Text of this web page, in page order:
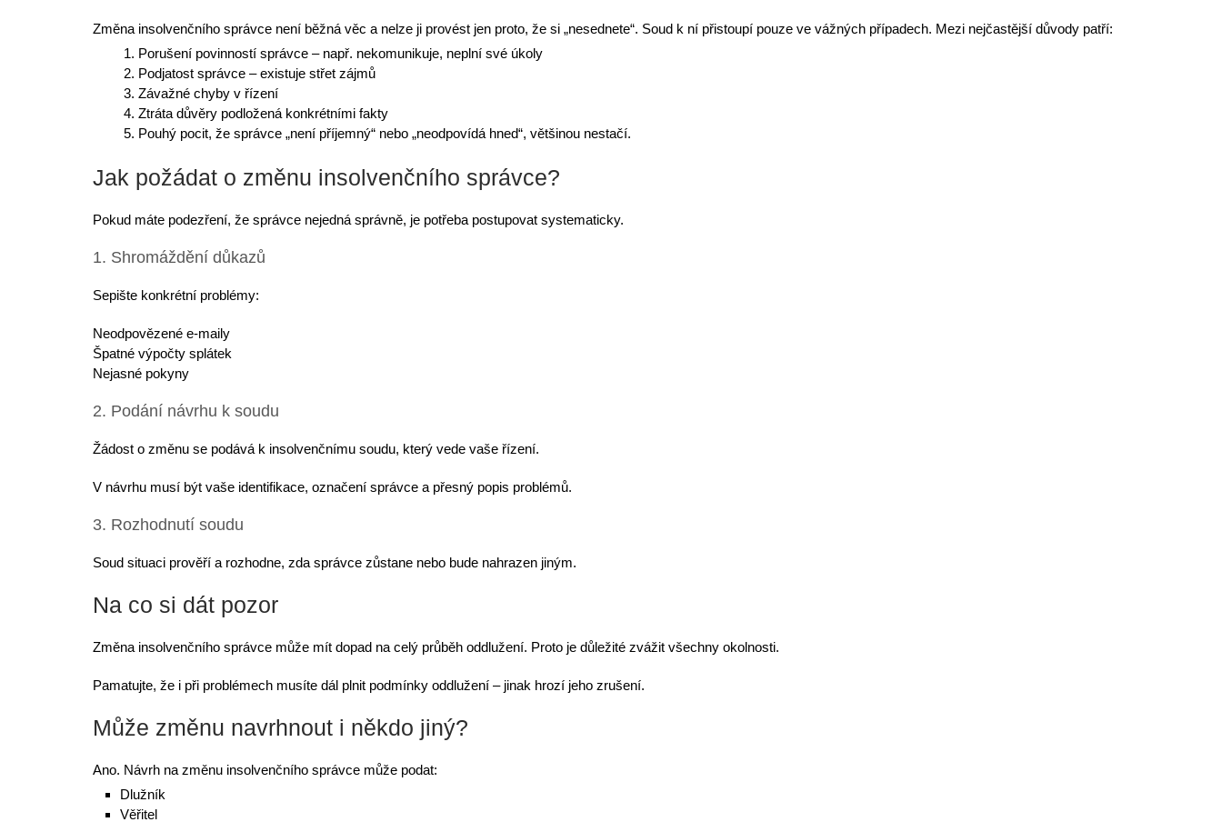
Změna insolvenčního správce není běžná věc a nelze ji provést jen proto, že si „nesednete“. Soud k ní přistoupí pouze ve vážných případech. Mezi nejčastější důvody patří:
Porušení povinností správce – např. nekomunikuje, neplní své úkoly
Podjatost správce – existuje střet zájmů
Závažné chyby v řízení
Ztráta důvěry podložená konkrétními fakty
Pouhý pocit, že správce „není příjemný“ nebo „neodpovídá hned“, většinou nestačí.
Jak požádat o změnu insolvenčního správce?
Pokud máte podezření, že správce nejedná správně, je potřeba postupovat systematicky.
1. Shromáždění důkazů
Sepište konkrétní problémy:
Neodpovězené e-maily
Špatné výpočty splátek
Nejasné pokyny
2. Podání návrhu k soudu
Žádost o změnu se podává k insolvenčnímu soudu, který vede vaše řízení.
V návrhu musí být vaše identifikace, označení správce a přesný popis problémů.
3. Rozhodnutí soudu
Soud situaci prověří a rozhodne, zda správce zůstane nebo bude nahrazen jiným.
Na co si dát pozor
Změna insolvenčního správce může mít dopad na celý průběh oddlužení. Proto je důležité zvážit všechny okolnosti.
Pamatujte, že i při problémech musíte dál plnit podmínky oddlužení – jinak hrozí jeho zrušení.
Může změnu navrhnout i někdo jiný?
Ano. Návrh na změnu insolvenčního správce může podat:
Dlužník
Věřitel